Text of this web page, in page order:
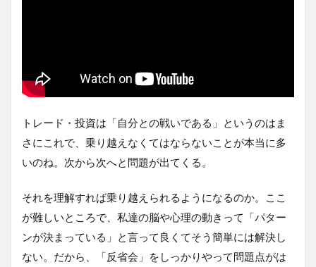
トレード・投資は「自分との戦いである」というのはま
さにこれで、乗り越えなくてはならないことが本当に多
いのね。次から次へと問題が出てくる。
それを理解すれば乗り越えられるようになるのか。ここ
が難しいところで、私達の脳や心理の動きって「パター
ンが決まっている」と言って良くてそう簡単には解決し
ない。だから、「反省会」をしっかりやって問題点がは